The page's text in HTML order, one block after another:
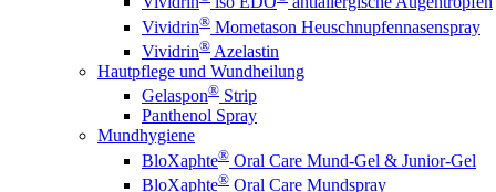
Vividrin® Mometason Heuschnupfennasenspray
Vividrin® Azelastin
Hautpflege und Wundheilung
Gelaspon® Strip
Panthenol Spray
Mundhygiene
BloXaphte® Oral Care Mund-Gel & Junior-Gel
BloXaphte® Oral Care Mundspray